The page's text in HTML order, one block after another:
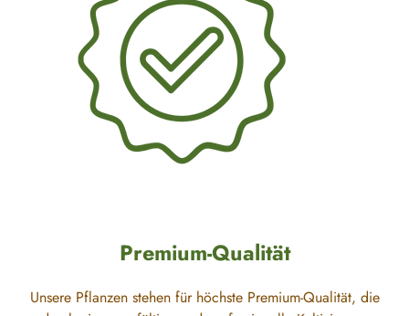
Premium-Qualität
Unsere Pflanzen stehen für höchste Premium-Qualität, die